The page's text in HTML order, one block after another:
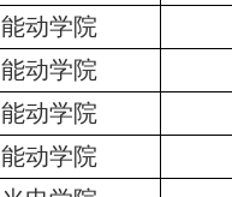
能动学院
能动学院
能动学院
能动学院